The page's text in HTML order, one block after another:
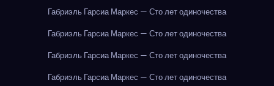
Габриэль Гарсиа Маркес — Сто лет одиночества
Габриэль Гарсиа Маркес — Сто лет одиночества
Габриэль Гарсиа Маркес — Сто лет одиночества
Габриэль Гарсиа Маркес — Сто лет одиночества